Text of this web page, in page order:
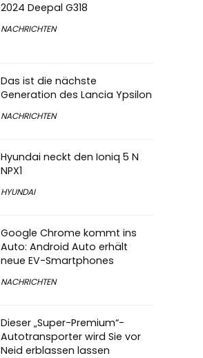
2024 Deepal G318
NACHRICHTEN
Das ist die nächste
Generation des Lancia Ypsilon
NACHRICHTEN
Hyundai neckt den Ioniq 5 N
NPX1
HYUNDAI
Google Chrome kommt ins
Auto: Android Auto erhält
neue EV-Smartphones
NACHRICHTEN
Dieser „Super-Premium“-
Autotransporter wird Sie vor
Neid erblassen lassen